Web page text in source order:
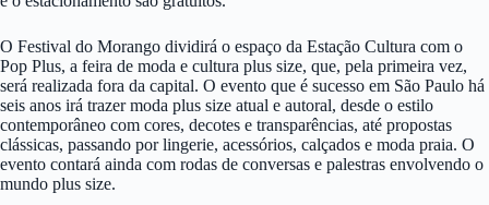
O Festival do Morango dividirá o espaço da Estação Cultura com o
Pop Plus, a feira de moda e cultura plus size, que, pela primeira vez,
será realizada fora da capital. O evento que é sucesso em São Paulo há
seis anos irá trazer moda plus size atual e autoral, desde o estilo
contemporâneo com cores, decotes e transparências, até propostas
clássicas, passando por lingerie, acessórios, calçados e moda praia. O
evento contará ainda com rodas de conversas e palestras envolvendo o
mundo plus size.